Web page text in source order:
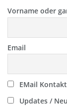
Vorname oder
Email
EMail
Updates /